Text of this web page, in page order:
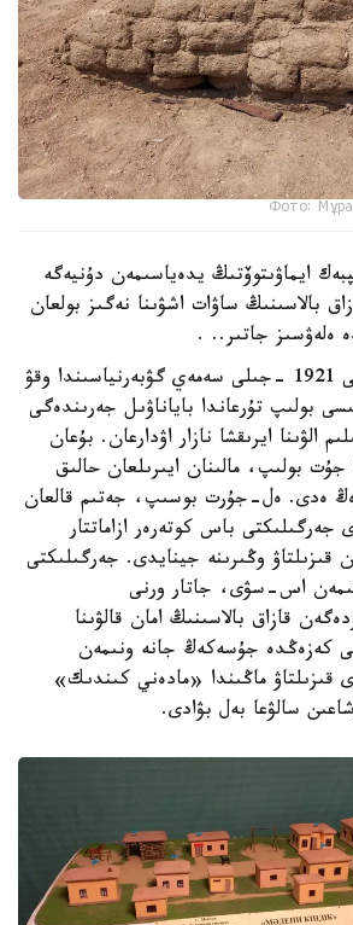
Фото:
ايماۋىتوۆتىڭ يدەياسىمەن دۇنيەگە
بالاسىنىڭ ساۋات اشۋىنا نەگىز بولعان
ەلەۋسىز جاتىر.. .
جۇسىپبەك ايماۋىت ۇلى 1921 -جىلى سەمەي گۋبەرنياسىندا وقۋ
بولىپ تۇرعاندا باياناۋىل جەرىندەگى
الۋىنا ايرىقشا نازار اۋدارعان. بۇعان
جۇت بولىپ، مالىنان ايىرىلعان حالىق
ەدى. ەل-جۇرت بوسىپ، جەتىم قالعان
جەرگىلىكتى باس كوتەرەر ازاماتتار
قىزىلتاۋ وڭىرىنە جينايدى. جەرگىلىكتى
اس-سۋى، جاتار ورنى
قازاق بالاسىنىڭ امان قالۋىنا
كەزەڭدە جۇسەكەڭ جانە ونىمەن
قىزىلتاۋ ماڭىندا «مادەني كىندىك»
سالۋعا بەل بۋادى.